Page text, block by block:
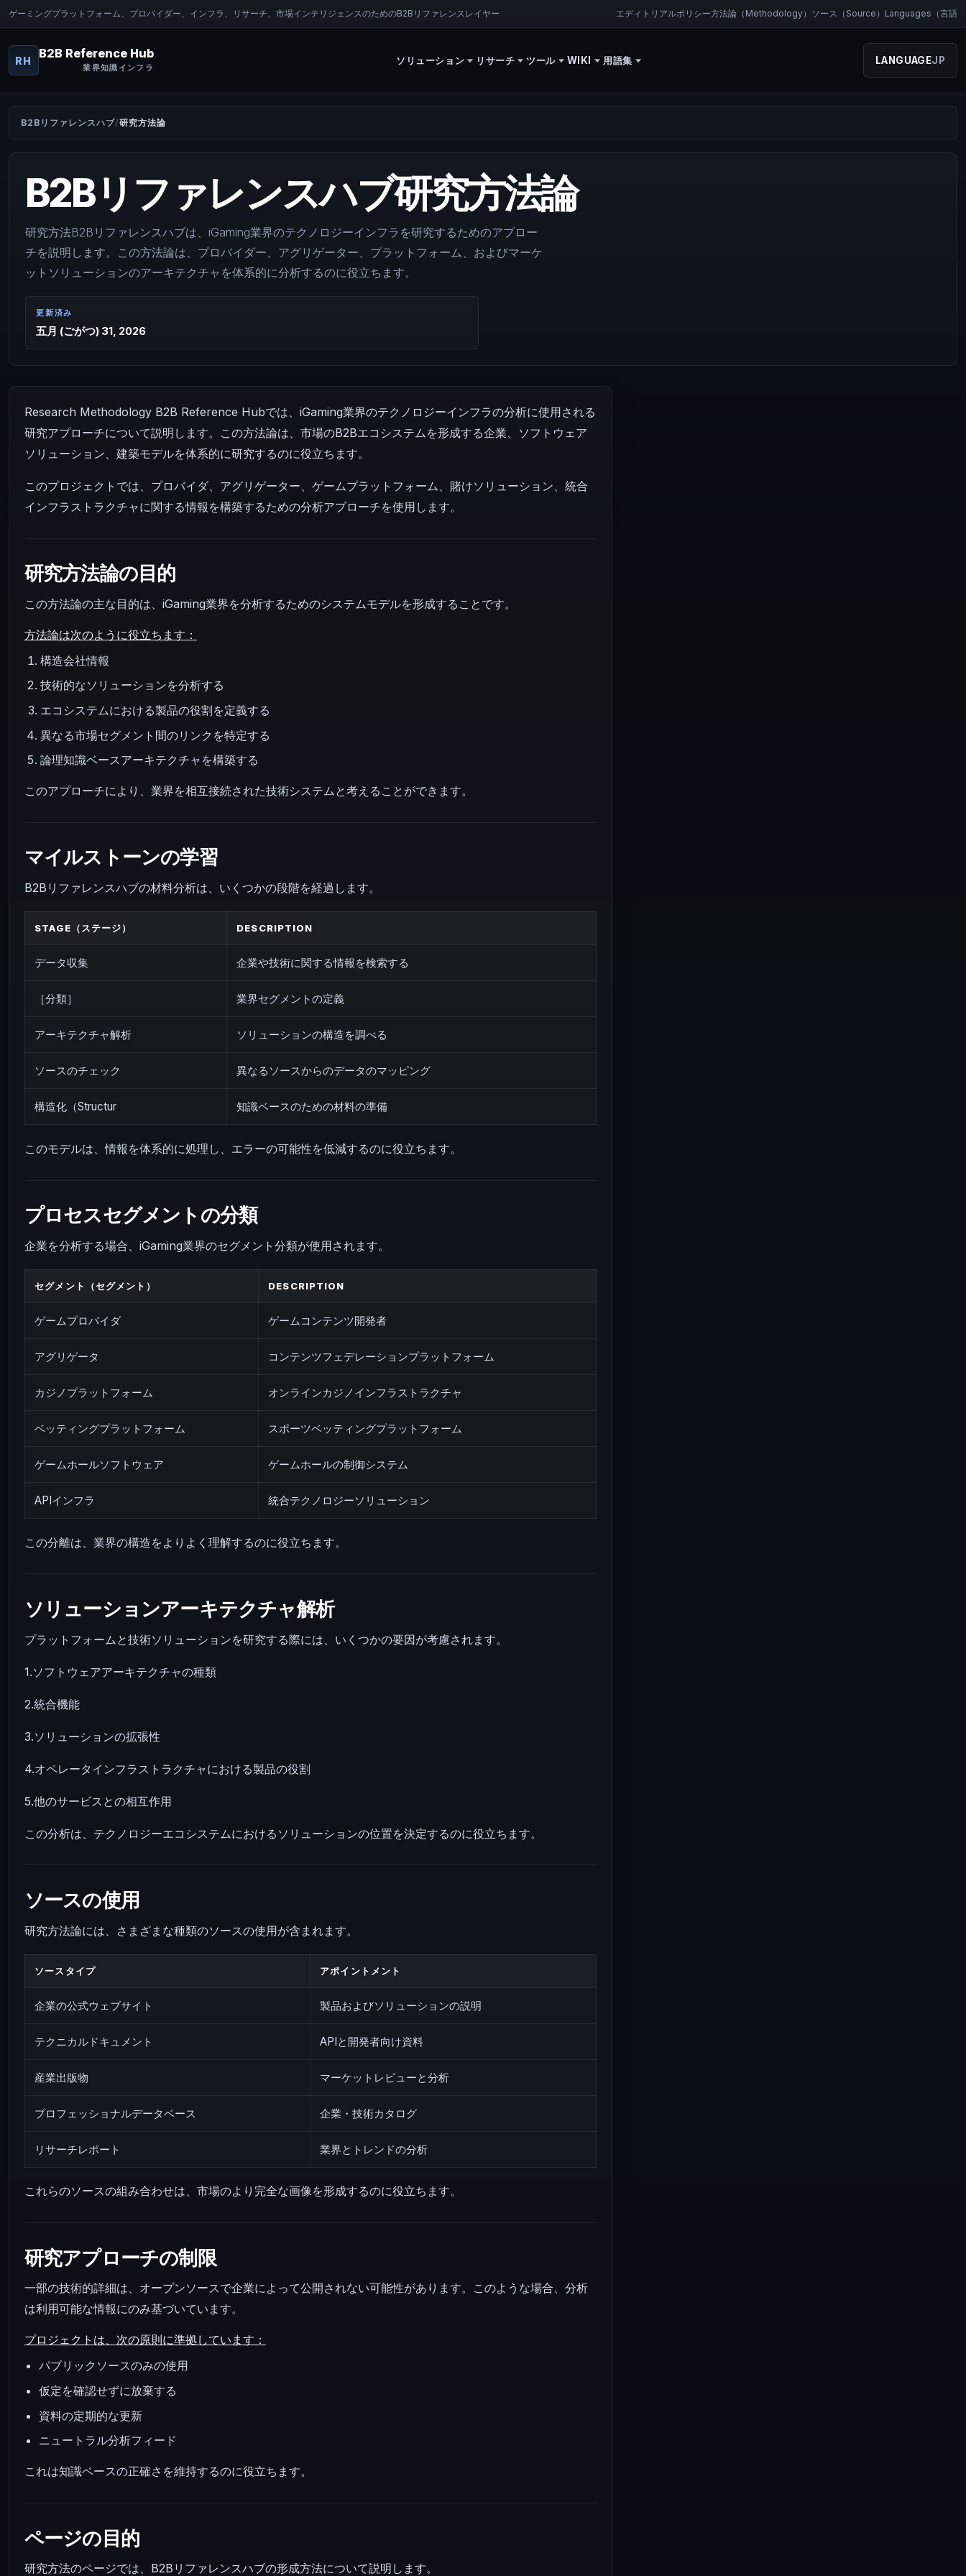
ゲーミングプラットフォーム、プロバイダー、インフラ、リサーチ、市場インテリジェンスのためのB2Bリファレンスレイヤー エディトリアルポリシー方法論（Methodology） ソース（Source） Languages（言語
RH
B2B Reference Hub
業界知識インフラ
ソリューション リサーチ ツール WIKI 用語集 LANGUAGEJP
B2Bリファレンスハブ 研究方法論
B2Bリファレンスハブ研究方法論
研究方法B2Bリファレンスハブは、iGaming業界のテクノロジーインフラを研究するためのアプロー
チを説明します。この方法論は、プロバイダー、アグリゲーター、プラットフォーム、およびマーケ
ットソリューションのアーキテクチャを体系的に分析するのに役立ちます。
更新済み
五月 (ごがつ) 31, 2026
Research Methodology B2B Reference Hubでは、iGaming業界のテクノロジーインフラの分析に使用される
研究アプローチについて説明します。この方法論は、市場のB2Bエコシステムを形成する企業、ソフトウェア
ソリューション、建築モデルを体系的に研究するのに役立ちます。
このプロジェクトでは、プロバイダ、アグリゲーター、ゲームプラットフォーム、賭けソリューション、統合
インフラストラクチャに関する情報を構築するための分析アプローチを使用します。
研究方法論の目的
この方法論の主な目的は、iGaming業界を分析するためのシステムモデルを形成することです。
方法論は次のように役立ちます：
構造会社情報
技術的なソリューションを分析する
エコシステムにおける製品の役割を定義する
異なる市場セグメント間のリンクを特定する
論理知識ベースアーキテクチャを構築する
このアプローチにより、業界を相互接続された技術システムと考えることができます。
マイルストーンの学習
B2Bリファレンスハブの材料分析は、いくつかの段階を経過します。
STAGE（ステージ） DESCRIPTION
データ収集 企業や技術に関する情報を検索する
［分類］ 業界セグメントの定義
アーキテクチャ解析 ソリューションの構造を調べる
ソースのチェック 異なるソースからのデータのマッピング
構造化（Structur 知識ベースのための材料の準備
このモデルは、情報を体系的に処理し、エラーの可能性を低減するのに役立ちます。
プロセスセグメントの分類
企業を分析する場合、iGaming業界のセグメント分類が使用されます。
セグメント（セグメント） DESCRIPTION
ゲームプロバイダ ゲームコンテンツ開発者
アグリゲータ コンテンツフェデレーションプラットフォーム
カジノプラットフォーム オンラインカジノインフラストラクチャ
ベッティングプラットフォーム スポーツベッティングプラットフォーム
ゲームホールソフトウェア ゲームホールの制御システム
APIインフラ 統合テクノロジーソリューション
この分離は、業界の構造をよりよく理解するのに役立ちます。
ソリューションアーキテクチャ解析
プラットフォームと技術ソリューションを研究する際には、いくつかの要因が考慮されます。
1.ソフトウェアアーキテクチャの種類
2.統合機能
3.ソリューションの拡張性
4.オペレータインフラストラクチャにおける製品の役割
5.他のサービスとの相互作用
この分析は、テクノロジーエコシステムにおけるソリューションの位置を決定するのに役立ちます。
ソースの使用
研究方法論には、さまざまな種類のソースの使用が含まれます。
ソースタイプ アポイントメント
企業の公式ウェブサイト 製品およびソリューションの説明
テクニカルドキュメント APIと開発者向け資料
産業出版物 マーケットレビューと分析
プロフェッショナルデータベース 企業・技術カタログ
リサーチレポート 業界とトレンドの分析
これらのソースの組み合わせは、市場のより完全な画像を形成するのに役立ちます。
研究アプローチの制限
一部の技術的詳細は、オープンソースで企業によって公開されない可能性があります。このような場合、分析
は利用可能な情報にのみ基づいています。
プロジェクトは、次の原則に準拠しています：
パブリックソースのみの使用
仮定を確認せずに放棄する
資料の定期的な更新
ニュートラル分析フィード
これは知識ベースの正確さを維持するのに役立ちます。
ページの目的
研究方法のページでは、B2Bリファレンスハブの形成方法について説明します。